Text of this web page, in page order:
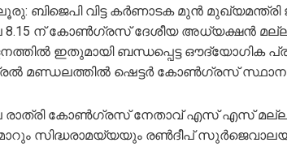
ബിജെപി വിട്ട കര്‍ണാടക മുൻ മുഖ്യമന്ത്രി
8.15 ന് കോൺഗ്രസ് ദേശീയ അധ്യക്ഷൻ
ഇതുമായി ബന്ധപ്പെട്ട ഔദ്യോഗിക
മണ്ഡലത്തിൽ ഷെട്ടർ കോൺഗ്രസ്
രാത്രി കോൺഗ്രസ് നേതാവ് എസ് എസ്
സിദ്ധരാമയ്യയും രൺദീപ് സുർജെവാലയും